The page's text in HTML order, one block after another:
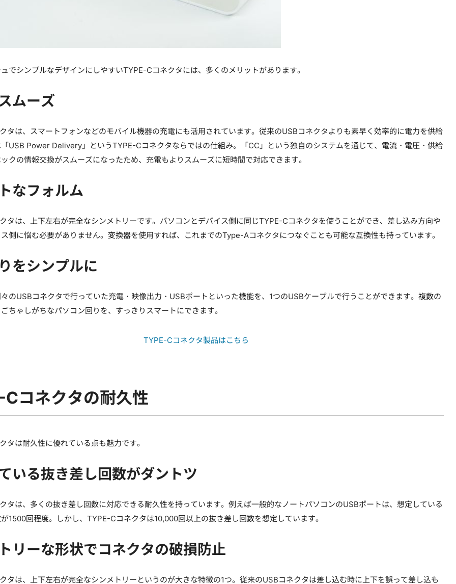
でシンプルなデザインにしやすいTYPE-Cコネクタには、多くのメリットがあります。
ムーズ
タは、スマートフォンなどのモバイル機器の充電にも活用されています。従来のUSBコネクタよりも素早く効率的に電力を供給
USB Power Delivery」というTYPE-Cコネクタならではの仕組み。「CC」という独自のシステムを通じて、電流・電圧・供給
クの情報交換がスムーズになったため、充電もよりスムーズに短時間で対応できます。
なフォルム
タは、上下左右が完全なシンメトリーです。パソコンとデバイス側に同じTYPE-Cコネクタを使うことができ、差し込み方向や
側に悩む必要がありません。変換器を使用すれば、これまでのType-Aコネクタにつなぐことも可能な互換性も持っています。
をシンプルに
のUSBコネクタで行っていた充電・映像出力・USBポートといった機能を、1つのUSBケーブルで行うことができます。複数の
ちゃしがちなパソコン回りを、すっきりスマートにできます。
TYPE-Cコネクタ製品はこちら
コネクタの耐久性
タは耐久性に優れている点も魅力です。
いる抜き差し回数がダントツ
タは、多くの抜き差し回数に対応できる耐久性を持っています。例えば一般的なノートパソコンのUSBポートは、想定している
1500回程度。しかし、TYPE-Cコネクタは10,000回以上の抜き差し回数を想定しています。
リーな形状でコネクタの破損防止
タは、上下左右が完全なシンメトリーというのが大きな特徴の1つ。従来のUSBコネクタは差し込む時に上下を誤って差し込も